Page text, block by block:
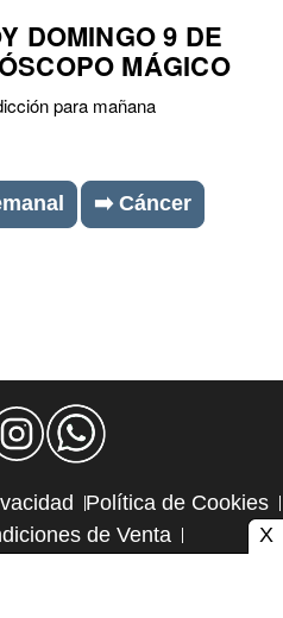
DOMINGO 9 DE
MÁGICO
para mañana
➡️ Cáncer
Política de Cookies
de Venta
X